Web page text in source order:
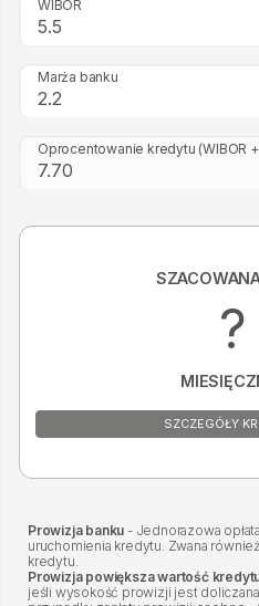
WIBOR
Marża banku
Oprocentowanie kredytu (WIBOR
?
SZCZEGÓŁY
Prowizja banku - Jednorazowa
uruchomienia kredytu. Zwana
kredytu.
Prowizja powiększa wartość
jeśli wysokość prowizji jest